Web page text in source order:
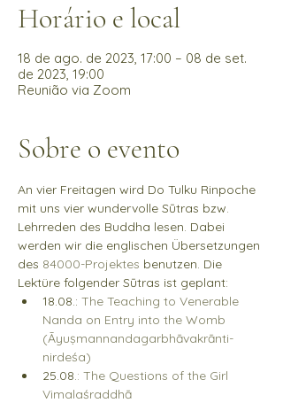
Horário e local
18 de ago. de 2023, 17:00 – 08 de set.
de 2023, 19:00
Reunião via Zoom
Sobre o evento
An vier Freitagen wird Do Tulku Rinpoche
mit uns vier wundervolle Sūtras bzw.
Lehrreden des Buddha lesen. Dabei
werden wir die englischen Übersetzungen
des 84000-Projektes benutzen. Die
Lektüre folgender Sūtras ist geplant:
18.08.: The Teaching to Venerable
Nanda on Entry into the Womb
(Āyuṣmannanda­garbhāvakrānti­
nirdeśa)
25.08.: The Questions of the Girl
Vimalaśraddhā